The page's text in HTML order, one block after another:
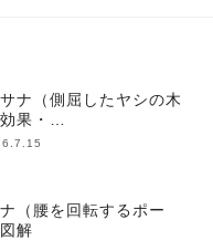
ナ（側屈したヤシの木
果・…
（腰を回転するポー
解